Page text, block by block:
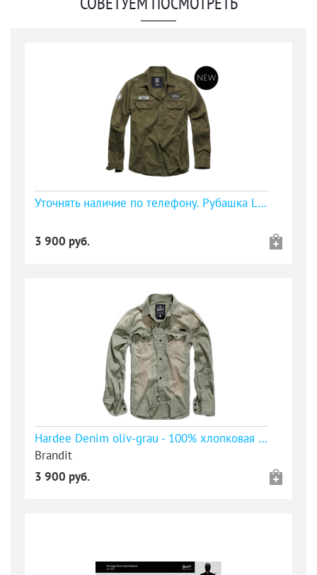
Уточнять наличие по телефону. Рубашка LUIS VINTAGESHIRT - олива
3 900 руб.
Hardee Denim oliv-grau - 100% хлопковая рубашка - уточняйте наличие
Brandit
3 900 руб.